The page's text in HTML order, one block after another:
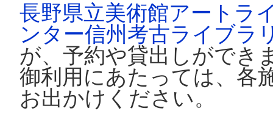
長野県立美術館アートラ
ンター信州考古ライブラ
が、予約や貸出しができ
御利用にあたっては、各
お出かけください。